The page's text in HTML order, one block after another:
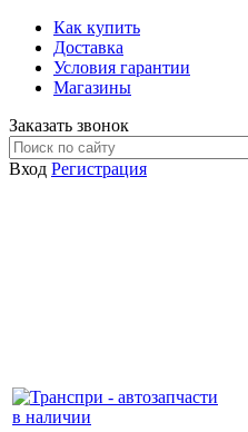
Как купить
Доставка
Условия гарантии
Магазины
Заказать звонок
Вход Регистрация